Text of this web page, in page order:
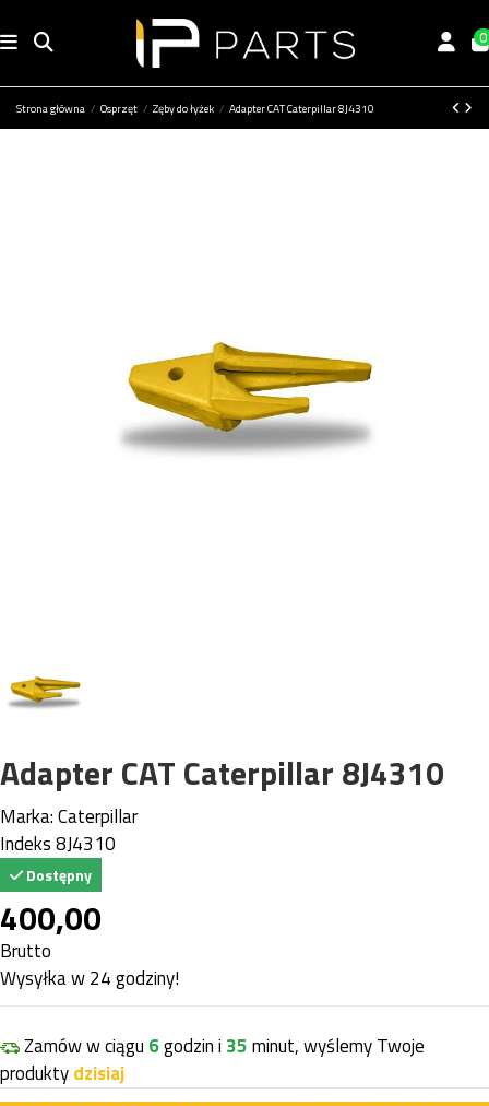
0
Strona główna Osprzęt Zęby do łyżek Adapter CAT Caterpillar 8J4310
Adapter CAT Caterpillar 8J4310
Marka:Caterpillar
Indeks8J4310
Dostępny
400,00
Brutto
Wysyłka w 24 godziny!
Zamów w ciągu 6godzin i 35minut, wyślemy Twoje
produktydzisiaj